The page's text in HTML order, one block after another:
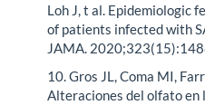
Loh J, t al. Epidemiologic
of patients infected with
JAMA.
10. Gros JL, Coma MI,
Alteraciones del olfato en